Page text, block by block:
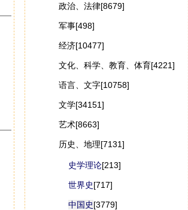
政治、法律[8679]
军事[498]
经济[10477]
文化、科学、教育、体育[4221]
语言、文字[10758]
文学[34151]
艺术[8663]
历史、地理[7131]
史学理论[213]
世界史[717]
中国史[3779]